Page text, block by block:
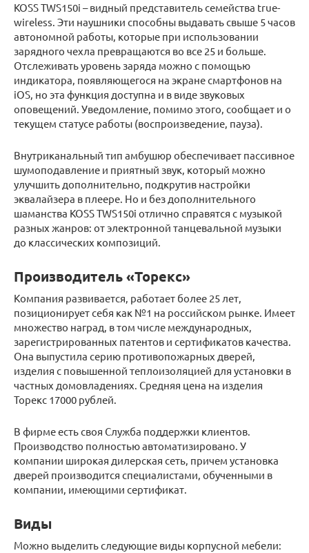
KOSS TWS150i – видный представитель семейства true-
wireless. Эти наушники способны выдавать свыше 5 часов
автономной работы, которые при использовании
зарядного чехла превращаются во все 25 и больше.
Отслеживать уровень заряда можно с помощью
индикатора, появляющегося на экране смартфонов на
iOS, но эта функция доступна и в виде звуковых
оповещений. Уведомление, помимо этого, сообщает и о
текущем статусе работы (воспроизведение, пауза).
Внутриканальный тип амбушюр обеспечивает пассивное
шумоподавление и приятный звук, который можно
улучшить дополнительно, подкрутив настройки
эквалайзера в плеере. Но и без дополнительного
шаманства KOSS TWS150i отлично справятся с музыкой
разных жанров: от электронной танцевальной музыки
до классических композиций.
Производитель «Торекс»
Компания развивается, работает более 25 лет,
позиционирует себя как №1 на российском рынке. Имеет
множество наград, в том числе международных,
зарегистрированных патентов и сертификатов качества.
Она выпустила серию противопожарных дверей,
изделия с повышенной теплоизоляцией для установки в
частных домовладениях. Средняя цена на изделия
Торекс 17000 рублей.
В фирме есть своя Служба поддержки клиентов.
Производство полностью автоматизировано. У
компании широкая дилерская сеть, причем установка
дверей производится специалистами, обученными в
компании, имеющими сертификат.
Виды
Можно выделить следующие виды корпусной мебели: